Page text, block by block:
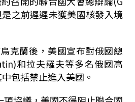
之前遲遲未獲美國核發入境
克蘭後，美國宣布對俄國總
和拉夫羅夫等多名俄國高
包括禁止進入美國。